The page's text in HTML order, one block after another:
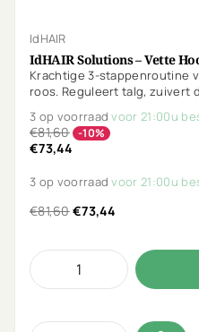
IdHAIR
IdHAIR Solutions – Vette
Krachtige 3-stappenroutine
roos. Reguleert talg, zuivert
snel vettig haar en
3 op voorraadvoor 21:00u
€81,60 -10%
€73,44
3 op voorraadvoor 21:00u
€81,60€73,44